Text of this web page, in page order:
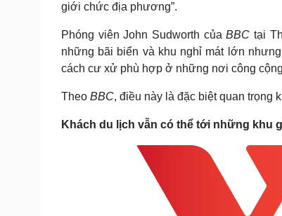
giới chức địa phương”.
Phóng viên John Sudworth củaBBC tại
những bãi biển và khu nghỉ mát lớn
cách cư xử phù hợp ở những nơi công
Theo BBC, điều này là đặc biệt quan trọng
Khách du lịch vẫn có thể tới những khu